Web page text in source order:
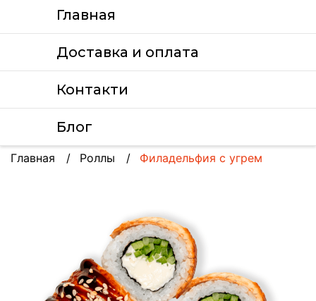
Главная
Доставка и оплата
Контакти
Блог
Главная Роллы Филадельфия с угрем